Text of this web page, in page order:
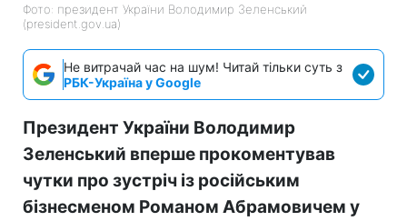
Фото: президент України Володимир Зеленський
(president.gov.ua)
Не витрачай час на шум! Читай тільки суть з
РБК-Україна у Google
Президент України Володимир
Зеленський вперше прокоментував
чутки про зустріч із російським
бізнесменом Романом Абрамовичем у